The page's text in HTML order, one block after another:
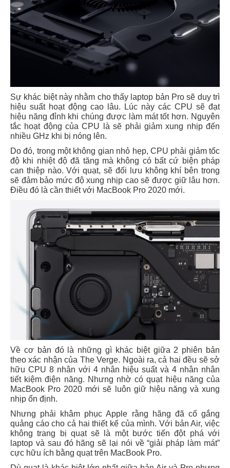
Sự khác biệt này nhằm cho thấy laptop bản Pro sẽ duy trì
hiệu suất hoạt động cao lâu. Lúc này các CPU sẽ đạt
hiệu năng đỉnh khi chúng được làm mát tốt hơn. Nguyên
tắc hoạt động của CPU là sẽ phải giảm xung nhịp đến
nhiều GHz khi bị nóng lên.
Do đó, trong một không gian nhỏ hẹp, CPU phải giảm tốc
độ khi nhiệt độ đã tăng mà không có bất cứ biện pháp
can thiệp nào. Với quạt, sẽ đối lưu không khí bên trong
sẽ đảm bảo mức độ xung nhịp cao sẽ được giữ lâu hơn.
Điều đó là cần thiết với MacBook Pro 2020 mới.
Về cơ bản đó là những gì khác biệt giữa 2 phiên bản
theo xác nhận của The Verge. Ngoài ra, cả hai đều sẽ sở
hữu CPU 8 nhân với 4 nhân hiệu suất và 4 nhân nhân
tiết kiệm điện năng. Nhưng nhờ có quạt hiệu năng của
MacBook Pro 2020 mới sẽ luôn giữ hiệu năng và xung
nhịp ổn định.
Nhưng phải khâm phục Apple rằng hãng đã cố gắng
quảng cáo cho cả hai thiết kế của mình. Với bản Air, việc
không trang bị quạt sẽ là một bước tiến đột phá với
laptop và sau đó hãng sẽ lại nói về “giải pháp làm mát”
cực hữu ích bằng quạt trên MacBook Pro.